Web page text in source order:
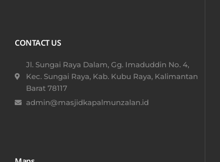
CONTACT US
Jl. Sungai Raya Dalam, Gg. Imaduddin No. 4,
Kec. Sungai Raya, Kab. Kubu Raya, Kalimantan
Barat 78117​
admin@masjidkapalmunzalan.id